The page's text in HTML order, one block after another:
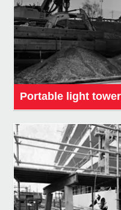
Portable light